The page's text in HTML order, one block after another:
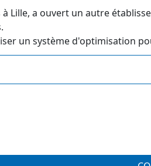
Lille, a ouvert un autre
un système d'optimisation